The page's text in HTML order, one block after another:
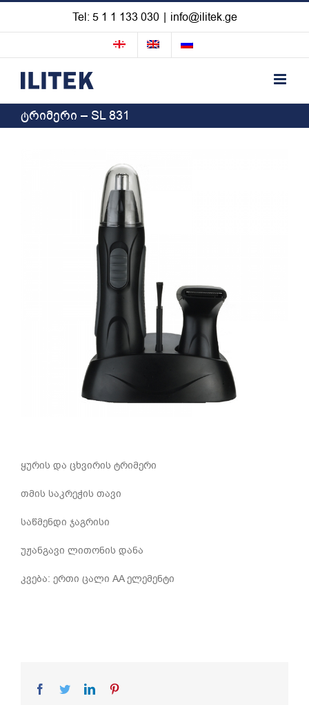
Skip
content
Tel: 5 1 1 133 030 | info@ilitek.ge
ტრიმერი – SL 831
ყურის და ცხვირის ტრიმერი
თმის საკრეჭის თავი
საწმენდი ჯაგრისი
უჟანგავი ლითონის დანა
კვება: ერთი ცალი AA ელემენტი
Facebook
TwitterLinkedIn